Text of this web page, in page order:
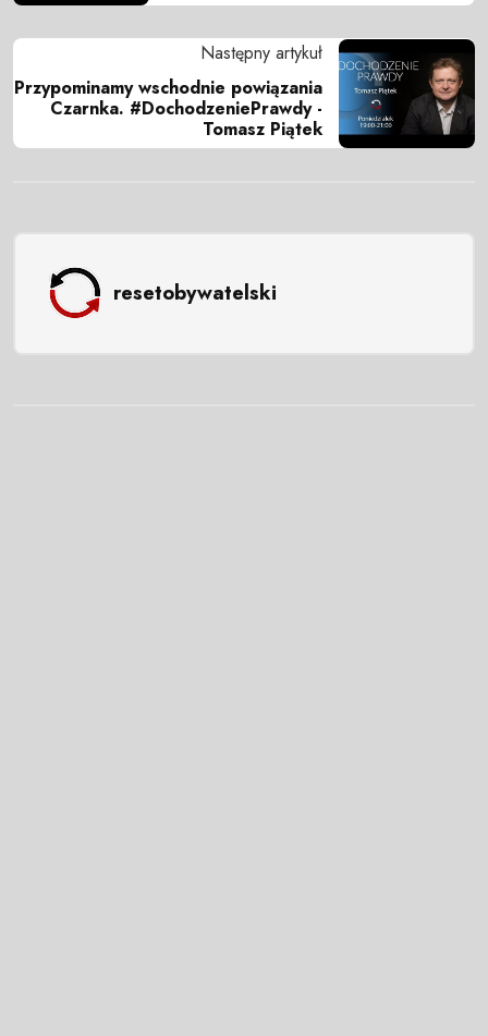
Następny artykuł
Przypominamy wschodnie powiązania
Czarnka. #DochodzeniePrawdy -
Tomasz Piątek
resetobywatelski